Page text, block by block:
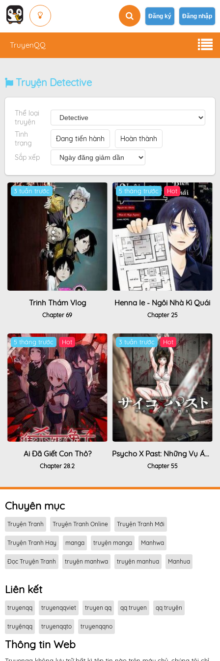
Đăng ký Đăng nhập
TruyenQQ
Truyện Detective
Thể loại
truyện
Tình
trạng
Đang tiến hành Hoàn thành
Sắp xếp
3 tuần trước
Trinh Thám Vlog
Chapter 69
5 tháng trước Hot
Henna Ie - Ngôi Nhà Kì Quái
Chapter 25
5 tháng trước Hot
Ai Đã Giết Con Thỏ?
Chapter 28.2
3 tuần trước Hot
Psycho X Past: Những Vụ Án Giết Người Kỳ Quái
Chapter 55
Chuyên mục
Truyện Tranh Truyện Tranh Online Truyện Tranh Mới
Truyện Tranh Hay manga truyện manga Manhwa
Đọc Truyện Tranh truyện manhwa truyện manhua Manhua
Liên kết
truyenqq truyenqqviet truyen qq qq truyen qq truyện
truyệnqq truyenqqto truyenqqno
Thông tin Web